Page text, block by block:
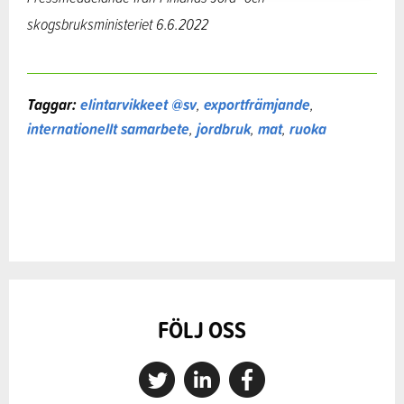
skogsbruksministeriet 6.6.2022
Taggar:elintarvikkeet @sv, exportfrämjande,
internationellt samarbete, jordbruk, mat, ruoka
FÖLJ OSS